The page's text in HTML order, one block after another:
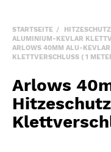
STARTSEITE HITZESCHUTZ
ALUMINIUM-KEVLAR
ARLOWS 40MM ALU-
KLETTVERSCHLUSS ( 1
Arlows